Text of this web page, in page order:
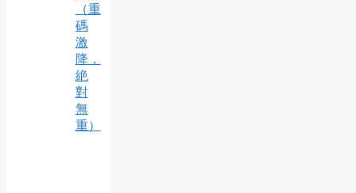
（重
碼
激
降，
絶
對
無
重）